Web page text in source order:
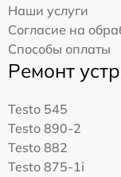
Наши услуги
Согласие на
Способы оплаты
Ремонт
Testo 545
Testo 890-2
Testo 882
Testo 875-1i